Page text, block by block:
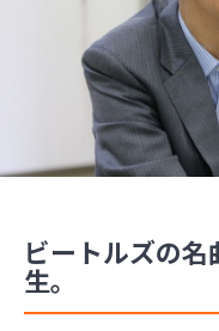
ビートルズの
生。